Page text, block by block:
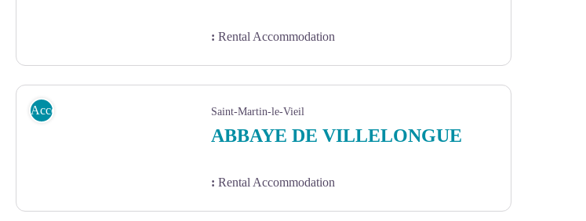
: Rental Accommodation
Accommodation Saint-Martin-le-Vieil
ABBAYE DE VILLELONGUE
: Rental Accommodation